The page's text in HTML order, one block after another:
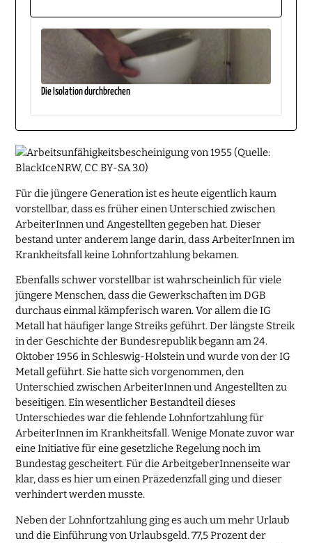
Die Isolation durchbrechen
Für die jüngere Generation ist es heute eigentlich kaum
vorstellbar, dass es früher einen Unterschied zwischen
ArbeiterInnen und Angestellten gegeben hat. Dieser
bestand unter anderem lange darin, dass ArbeiterInnen im
Krankheitsfall keine Lohnfortzahlung bekamen.
Ebenfalls schwer vorstellbar ist wahrscheinlich für viele
jüngere Menschen, dass die Gewerkschaften im DGB
durchaus einmal kämpferisch waren. Vor allem die IG
Metall hat häufiger lange Streiks geführt. Der längste Streik
in der Geschichte der Bundesrepublik begann am 24.
Oktober 1956 in Schleswig-Holstein und wurde von der IG
Metall geführt. Sie hatte sich vorgenommen, den
Unterschied zwischen ArbeiterInnen und Angestellten zu
beseitigen. Ein wesentlicher Bestandteil dieses
Unterschiedes war die fehlende Lohnfortzahlung für
ArbeiterInnen im Krankheitsfall. Wenige Monate zuvor war
eine Initiative für eine gesetzliche Regelung noch im
Bundestag gescheitert. Für die ArbeitgeberInnenseite war
klar, dass es hier um einen Präzedenzfall ging und dieser
verhindert werden musste.
Neben der Lohnfortzahlung ging es auch um mehr Urlaub
und die Einführung von Urlaubsgeld. 77,5 Prozent der